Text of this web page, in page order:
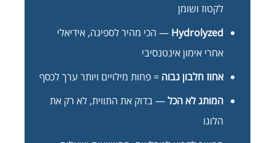
לקטוז ושומן
Hydrolyzed — הכי מהיר לספיגה, אידיאלי
אחרי אימון אינטנסיבי
אחוז חלבון גבוה = פחות מילויים ויותר ערך לכסף
המותג לא הכל— בדוק את התווית, לא רק את
הלוגו